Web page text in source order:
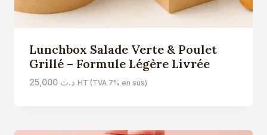
Lunchbox Salade Verte & Poulet
Grillé – Formule Légère Livrée
د.ت 25,000 HT (TVA 7% en sus)